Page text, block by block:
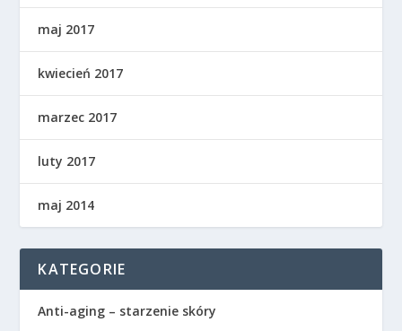
maj 2017
kwiecień 2017
marzec 2017
luty 2017
maj 2014
KATEGORIE
Anti-aging – starzenie skóry